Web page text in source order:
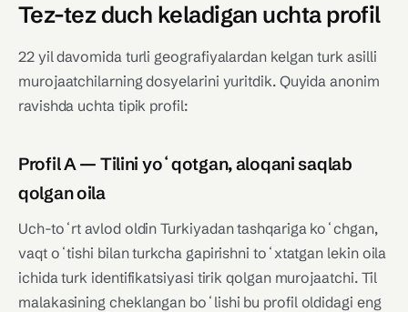
Tez-tez duch keladigan uchta profil
22 yil davomida turli geografiyalardan kelgan turk asilli
murojaatchilarning dosyelarini yuritdik. Quyida anonim
ravishda uchta tipik profil:
Profil A — Tilini yoʻqotgan, aloqani saqlab
qolgan oila
Uch-toʻrt avlod oldin Turkiyadan tashqariga koʻchgan,
vaqt oʻtishi bilan turkcha gapirishni toʻxtatgan lekin oila
ichida turk identifikatsiyasi tirik qolgan murojaatchi. Til
malakasining cheklangan boʻlishi bu profil oldidagi eng